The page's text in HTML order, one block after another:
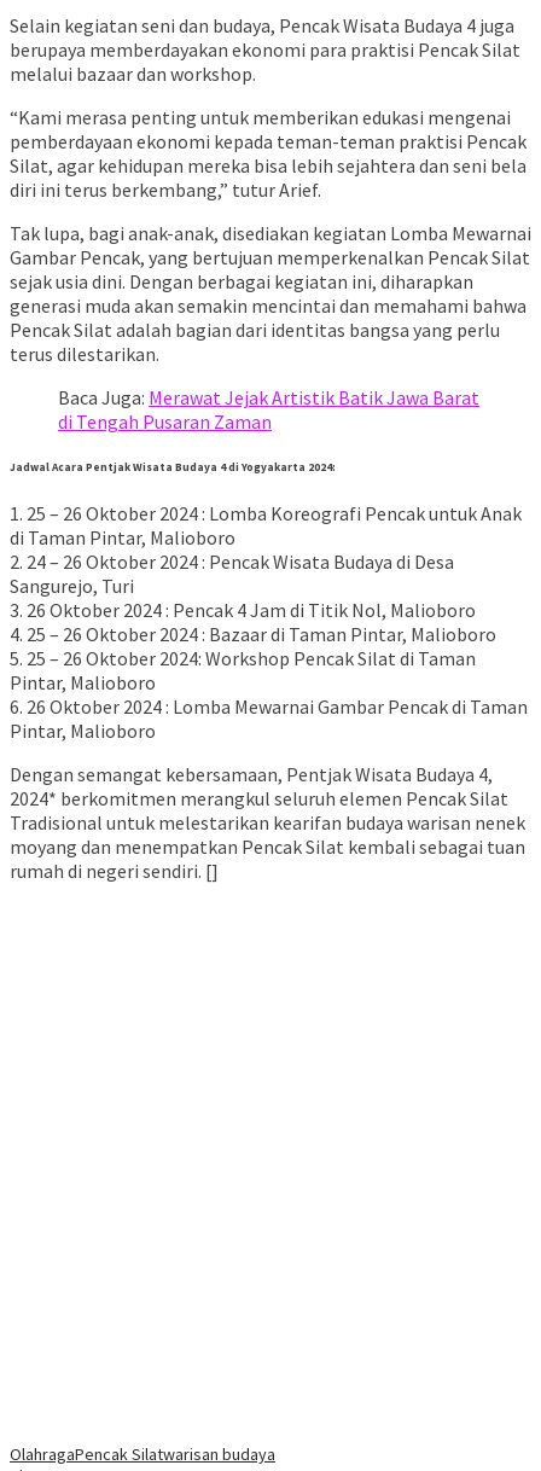
Selain kegiatan seni dan budaya, Pencak Wisata Budaya 4 juga
berupaya memberdayakan ekonomi para praktisi Pencak Silat
melalui bazaar dan workshop.
“Kami merasa penting untuk memberikan edukasi mengenai
pemberdayaan ekonomi kepada teman-teman praktisi Pencak
Silat, agar kehidupan mereka bisa lebih sejahtera dan seni bela
diri ini terus berkembang,” tutur Arief.
Tak lupa, bagi anak-anak, disediakan kegiatan Lomba Mewarnai
Gambar Pencak, yang bertujuan memperkenalkan Pencak Silat
sejak usia dini. Dengan berbagai kegiatan ini, diharapkan
generasi muda akan semakin mencintai dan memahami bahwa
Pencak Silat adalah bagian dari identitas bangsa yang perlu
terus dilestarikan.
Baca Juga: Merawat Jejak Artistik Batik Jawa Barat
di Tengah Pusaran Zaman
Jadwal Acara Pentjak Wisata Budaya 4 di Yogyakarta 2024:
1. 25 – 26 Oktober 2024 : Lomba Koreografi Pencak untuk Anak
di Taman Pintar, Malioboro
2. 24 – 26 Oktober 2024 : Pencak Wisata Budaya di Desa
Sangurejo, Turi
3. 26 Oktober 2024 : Pencak 4 Jam di Titik Nol, Malioboro
4. 25 – 26 Oktober 2024 : Bazaar di Taman Pintar, Malioboro
5. 25 – 26 Oktober 2024: Workshop Pencak Silat di Taman
Pintar, Malioboro
6. 26 Oktober 2024 : Lomba Mewarnai Gambar Pencak di Taman
Pintar, Malioboro
Dengan semangat kebersamaan, Pentjak Wisata Budaya 4,
2024* berkomitmen merangkul seluruh elemen Pencak Silat
Tradisional untuk melestarikan kearifan budaya warisan nenek
moyang dan menempatkan Pencak Silat kembali sebagai tuan
rumah di negeri sendiri. []
OlahragaPencak Silatwarisan budaya